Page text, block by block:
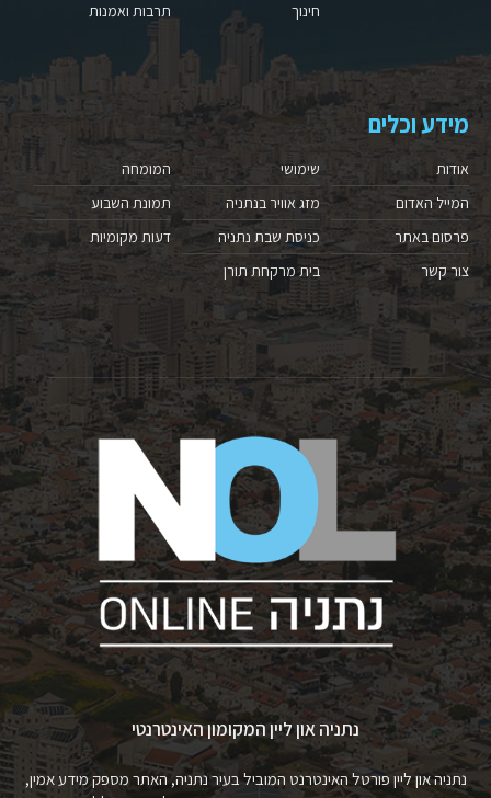
חינוך
תרבות ואמנות
מידע וכלים
אודות
המייל האדום
פרסום באתר
צור קשר
שימושי
מזג אוויר בנתניה
כניסת שבת נתניה
בית מרקחת תורן
המומחה
תמונת השבוע
דעות מקומיות
נתניה און ליין המקומון האינטרנטי
נתניה און ליין פורטל האינטרנט המוביל בעיר נתניה, האתר מספק מידע אמין,